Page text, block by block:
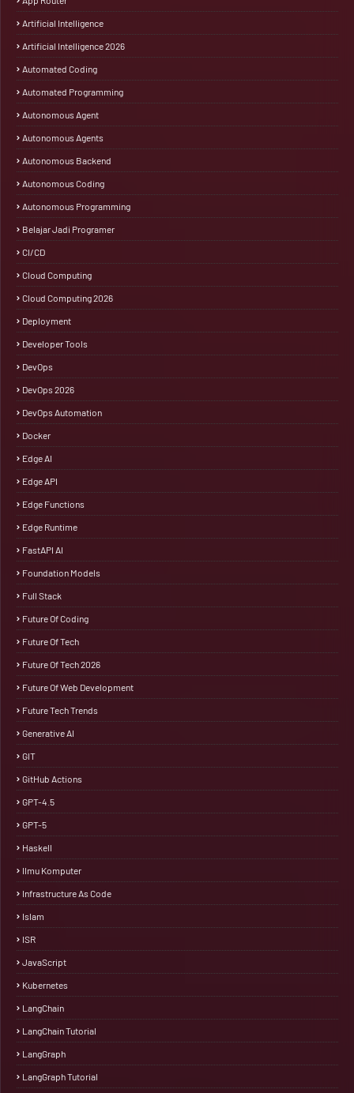
Artificial Intelligence
Artificial Intelligence 2026
Automated Coding
Automated Programming
Autonomous Agent
Autonomous Agents
Autonomous Backend
Autonomous Coding
Autonomous Programming
Belajar Jadi Programer
CI/CD
Cloud Computing
Cloud Computing 2026
Deployment
Developer Tools
DevOps
DevOps 2026
DevOps Automation
Docker
Edge AI
Edge API
Edge Functions
Edge Runtime
FastAPI AI
Foundation Models
Full Stack
Future Of Coding
Future Of Tech
Future Of Tech 2026
Future Of Web Development
Future Tech Trends
Generative AI
GIT
GitHub Actions
GPT-4.5
GPT-5
Haskell
Ilmu Komputer
Infrastructure As Code
Islam
ISR
JavaScript
Kubernetes
LangChain
LangChain Tutorial
LangGraph
LangGraph Tutorial